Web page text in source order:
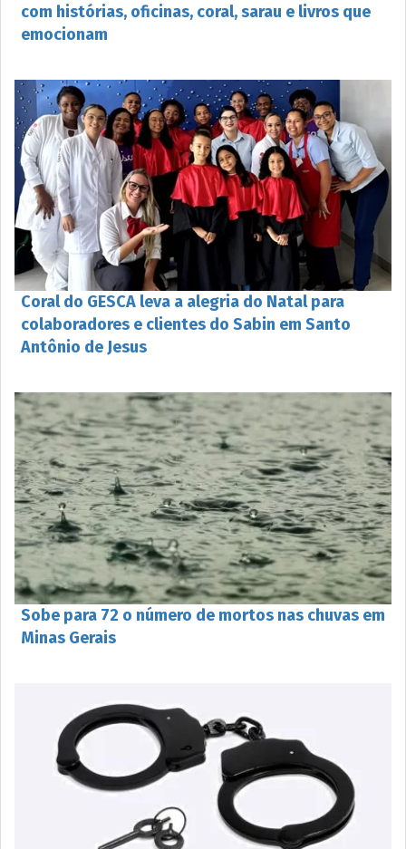
com histórias, oficinas, coral, sarau e livros que
emocionam
Coral do GESCA leva a alegria do Natal para
colaboradores e clientes do Sabin em Santo
Antônio de Jesus
Sobe para 72 o número de mortos nas chuvas em
Minas Gerais